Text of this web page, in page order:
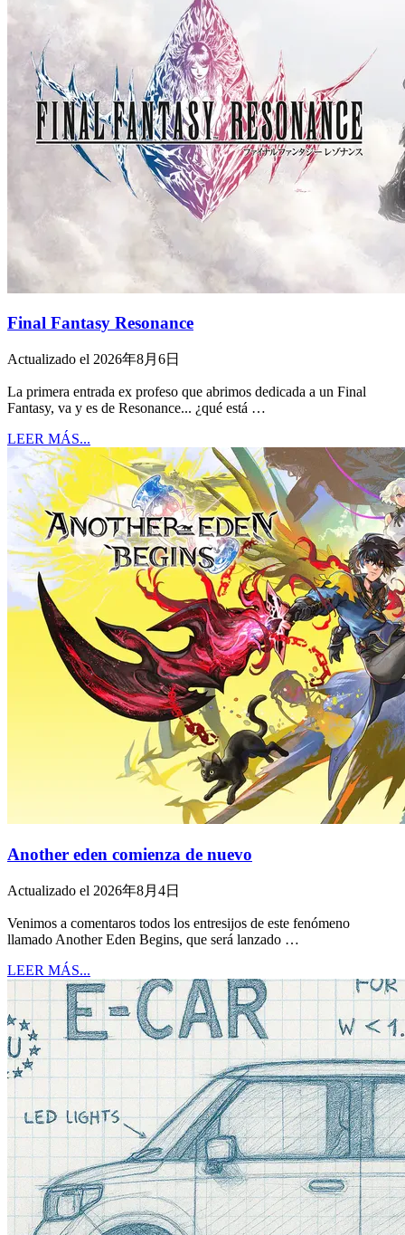
Final Fantasy Resonance
Actualizado el 2026年8月6日
La primera entrada ex profeso que abrimos dedicada a un Final
Fantasy, va y es de Resonance... ¿qué está …
LEER MÁS...
Another eden comienza de nuevo
Actualizado el 2026年8月4日
Venimos a comentaros todos los entresijos de este fenómeno
llamado Another Eden Begins, que será lanzado …
LEER MÁS...